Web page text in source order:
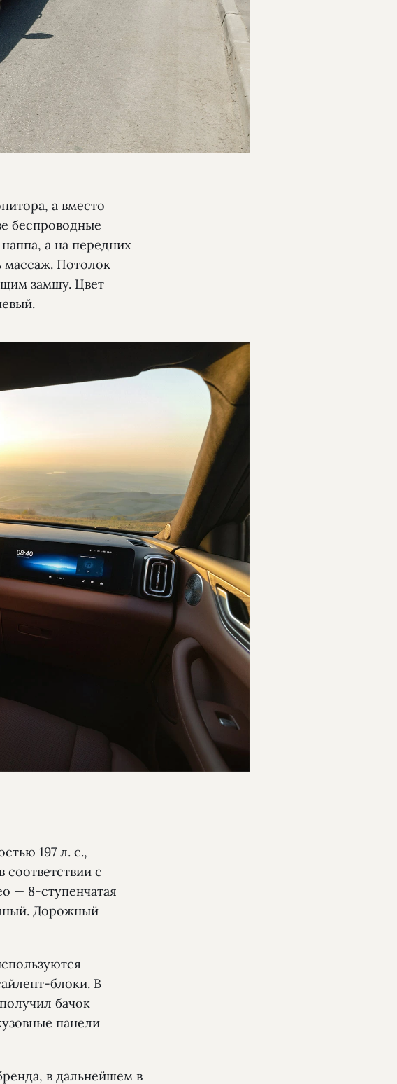
а вместо
беспроводные
а на передних
массаж. Потолок
замшу. Цвет
197 л. с.,
с
— 8-ступенчатая
Дорожный
блоки. В
бачок
панели
в дальнейшем в